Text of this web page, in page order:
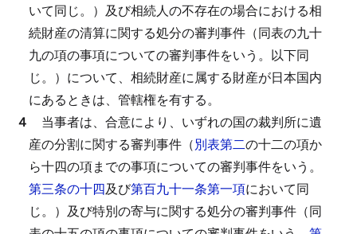
いて同じ。）及び相続人の不存在の場合における相
続財産の清算に関する処分の審判事件（同表の九十
九の項の事項についての審判事件をいう。以下同
じ。）について、相続財産に属する財産が日本国内
にあるときは、管轄権を有する。
４ 当事者は、合意により、いずれの国の裁判所に遺
産の分割に関する審判事件（別表第二の十二の項か
ら十四の項までの事項についての審判事件をいう。
第三条の十四及び第百九十一条第一項において同
じ。）及び特別の寄与に関する処分の審判事件（同